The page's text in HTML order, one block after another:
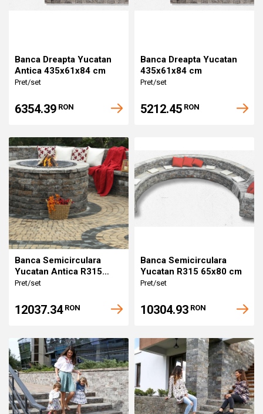
Banca Dreapta Yucatan
Antica 435x61x84 cm
Pret/set
6354.39 RON
Banca Dreapta Yucatan
435x61x84 cm
Pret/set
5212.45 RON
Banca Semicirculara
Yucatan Antica R315
65x80 cm
Pret/set
12037.34 RON
Banca Semicirculara
Yucatan R315 65x80 cm
Pret/set
10304.93 RON